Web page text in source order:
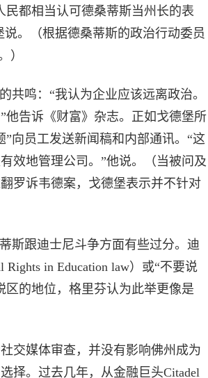
都相当认可德桑蒂斯当州长的表
。（根据德桑蒂斯的政治行动委员
）
共鸣：“我认为企业应该远离政治。
告诉《财富》杂志。正如戈德堡所
向员工发送新闻稿和内部通讯。“这
效地管理公司。”他说。（当被问及
罗诉韦德案，戈德堡表示并不针对
斯跟迪士尼斗争方面有些过分。迪
in Education law）或“不要说
区的地位，格里芬认为此举更像是
交媒体审查，并没有影响佛州成为
择。过去几年，从金融巨头Citadel